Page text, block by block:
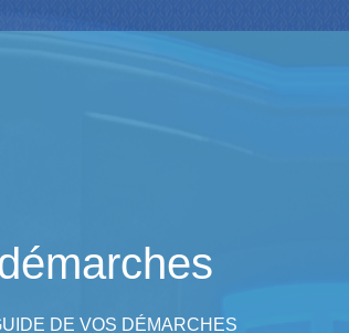
DE VOS DÉMARCHES